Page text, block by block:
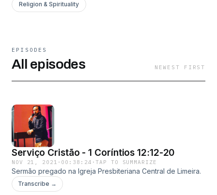
Religion & Spirituality
EPISODES
All episodes NEWEST FIRST
Serviço Cristão - 1 Coríntios 12:12-20
NOV 21, 2021 · 00:38:24 ·TAP TO SUMMARIZE
Sermão pregado na Igreja Presbiteriana Central de Limeira.
Transcribe →